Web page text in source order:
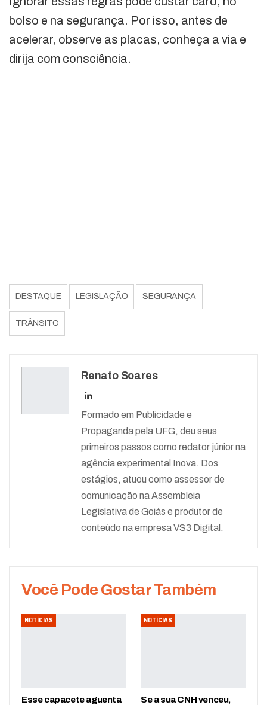
bolso e na segurança. Por isso, antes de
acelerar, observe as placas, conheça a via e
dirija com consciência.
DESTAQUE LEGISLAÇÃO SEGURANÇA
TRÂNSITO
Renato Soares
Formado em Publicidade e
Propaganda pela UFG, deu seus
primeiros passos como redator júnior na
agência experimental Inova. Dos
estágios, atuou como assessor de
comunicação na Assembleia
Legislativa de Goiás e produtor de
conteúdo na empresa VS3 Digital.
Você Pode Gostar Também
NOTÍCIAS
Esse capacete aguenta
NOTÍCIAS
Se a sua CNH venceu,